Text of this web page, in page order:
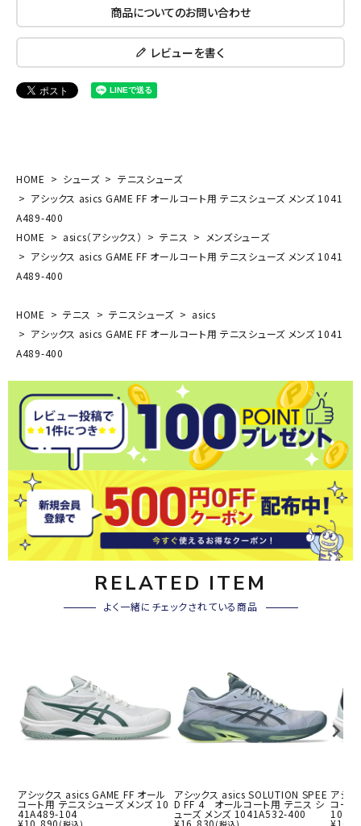
商品についてのお問い合わせ
レビューを書く
HOME シューズ
テニスシューズ
アシックス asics GAME FF オールコート用 テニスシューズ メンズ 1041
A489-400
HOME
asics（アシックス） テニス
メンズシューズ
アシックス asics GAME FF オールコート用 テニスシューズ メンズ 1041
A489-400
HOME テニス テニスシューズ
asics
アシックス asics GAME FF オールコート用 テニスシューズ メンズ 1041
A489-400
RELATED ITEM
よく一緒にチェックされている商品
アシックス asics GAME FF オール
コート用 テニスシューズ メンズ 10
41A489-104
アシックス asics SOLUTION SPEE
D FF 4 オールコート用 テニス シ
ューズ メンズ 1041A532-400
アシ
コート